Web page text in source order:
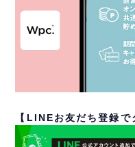
【LINEお友だち登録で